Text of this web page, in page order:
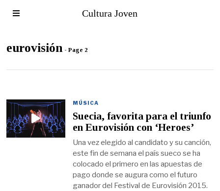
Cultura Joven
eurovisión - Page 2
MÚSICA
Suecia, favorita para el triunfo
en Eurovisión con ‘Heroes’
Una vez elegido al candidato y su canción,
este fin de semana el país sueco se ha
colocado el primero en las apuestas de
pago donde se augura como el futuro
ganador del Festival de Eurovisión 2015.